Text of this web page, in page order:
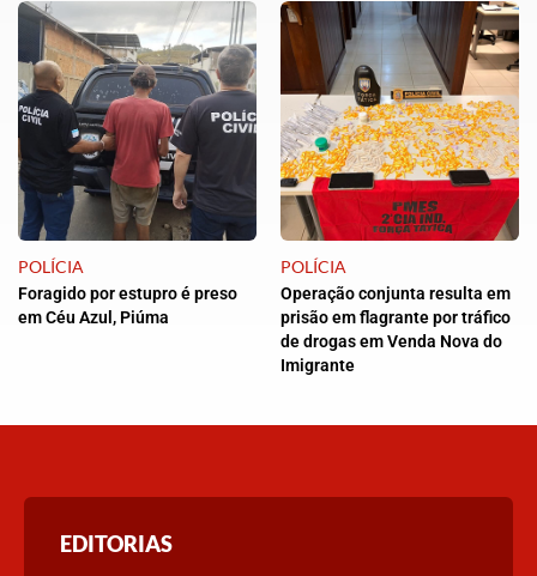
POLÍCIA
Foragido por estupro é preso
em Céu Azul, Piúma
POLÍCIA
Operação conjunta resulta em
prisão em flagrante por tráfico
de drogas em Venda Nova do
Imigrante
EDITORIAS